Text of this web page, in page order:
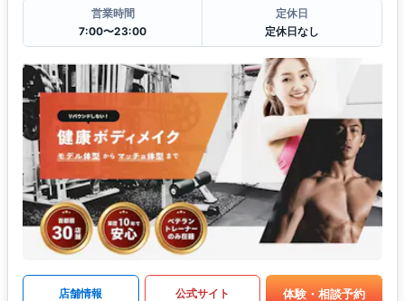
営業時間
7:00〜23:00
定休日
定休日なし
店舗情報 公式サイト 体験・相談予約